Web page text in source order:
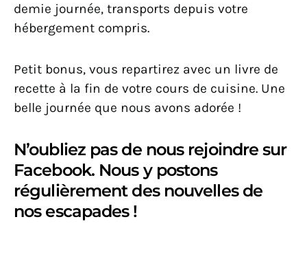
demie journée, transports depuis votre
hébergement compris.
Petit bonus, vous repartirez avec un livre de
recette à la fin de votre cours de cuisine. Une
belle journée que nous avons adorée !
N’oubliez pas de nous rejoindre sur
Facebook. Nous y postons
régulièrement des nouvelles de
nos escapades !